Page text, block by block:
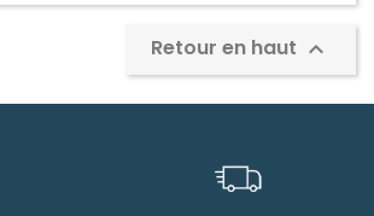
Retour en haut 